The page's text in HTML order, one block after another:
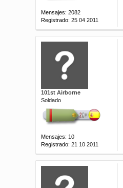
Mensajes: 2082
Registrado: 25 04 2011
101st Airborne
Soldado
Mensajes: 10
Registrado: 21 10 2011